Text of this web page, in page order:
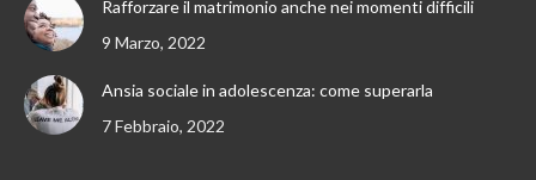
Rafforzare il matrimonio anche nei momenti difficili
9 Marzo, 2022
Ansia sociale in adolescenza: come superarla
7 Febbraio, 2022